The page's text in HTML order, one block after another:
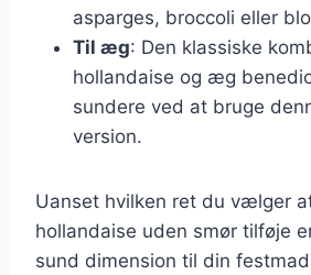
asparges, broccoli eller
Til æg: Den klassiske
hollandaise og æg
sundere ved at bruge
version.
Uanset hvilken ret du vælger
hollandaise uden smør tilføje
sund dimension til din